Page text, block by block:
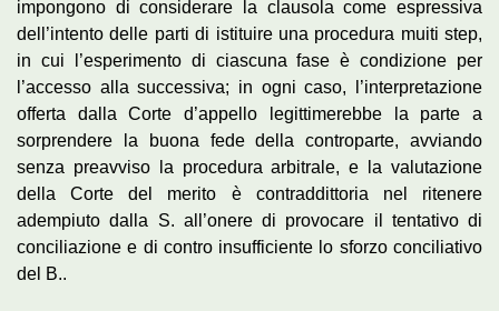
impongono di considerare la clausola come espressiva
dell’intento delle parti di istituire una procedura muiti step,
in cui l’esperimento di ciascuna fase è condizione per
l’accesso alla successiva; in ogni caso, l’interpretazione
offerta dalla Corte d’appello legittimerebbe la parte a
sorprendere la buona fede della controparte, avviando
senza preavviso la procedura arbitrale, e la valutazione
della Corte del merito è contraddittoria nel ritenere
adempiuto dalla S. all’onere di provocare il tentativo di
conciliazione e di contro insufficiente lo sforzo conciliativo
del B..